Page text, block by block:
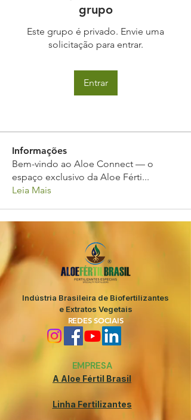
grupo
Este grupo é privado. Envie uma
solicitação para entrar.
Entrar
Informações
Bem-vindo ao Aloe Connect — o
espaço exclusivo da Aloe Férti...
Leia Mais
Indústria Brasileira de Biofertilizantes
e Extratos Vegetais
REDES SOCIAIS
EMPRESA
A Aloe Fértil Brasil
Linha Fertilizantes